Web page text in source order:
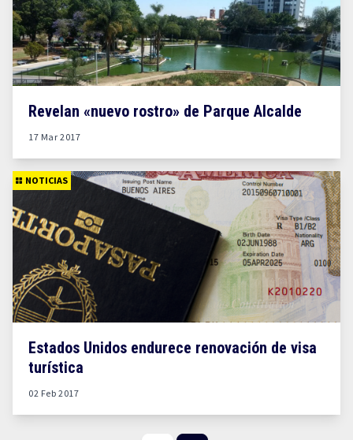
Revelan «nuevo rostro» de Parque Alcalde
17 Mar 2017
NOTICIAS
Estados Unidos endurece renovación de visa
turística
02 Feb 2017